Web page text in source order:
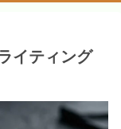
イティング